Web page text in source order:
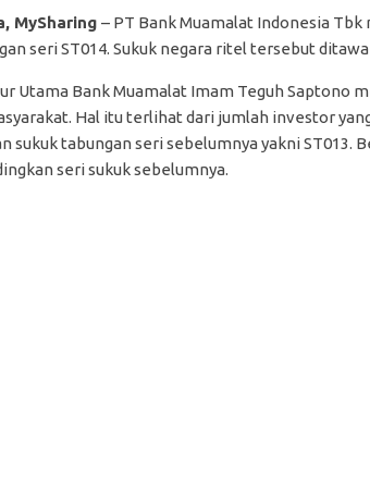
MySharing – PT Bank Muamalat Indonesia
seri ST014. Sukuk negara ritel tersebut
Utama Bank Muamalat Imam Teguh Saptono
Hal itu terlihat dari jumlah investor
sukuk tabungan seri sebelumnya yakni ST013.
seri sukuk sebelumnya.